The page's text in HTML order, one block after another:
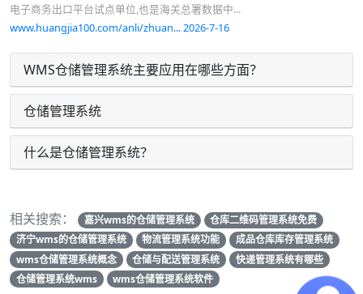
电子商务出口平台试点单位,也是海关总署数据中...
www.huangjia100.com/anli/zhuan... 2026-7-16
WMS仓储管理系统主要应用在哪些方面？
仓储管理系统
什么是仓储管理系统？
相关搜索： 嘉兴wms的仓储管理系统
仓库二维码管理系统免费
济宁wms的仓储管理系统
物流管理系统功能
成品仓库库存管理系统
wms仓储管理系统概念
仓储与配送管理系统
快递管理系统有哪些
仓储管理系统wms
wms仓储管理系统软件